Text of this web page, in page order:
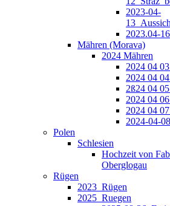
2023-04-
2023.04-
Mähren (Morava)
2024 Mähren
2024 04
2024 04
2ß24 04
2024 04
2024 04
2024-04-
Polen
Schlesien
Hochzeit von
Oberglogau
Rügen
2023_Rügen
2025_Ruegen